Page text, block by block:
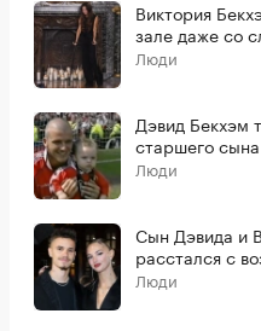
Виктория
зале даже со
Люди
Дэвид Бекхэм
старшего
Люди
Сын Дэвида и
расстался с
Люди